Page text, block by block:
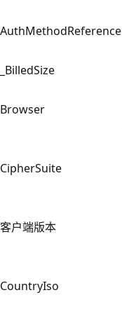
AuthMethodReference
_BilledSize
Browser
CipherSuite
客户端版本
CountryIso